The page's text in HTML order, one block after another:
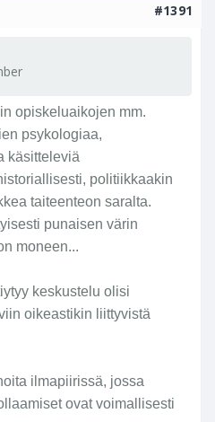
#1391
opiskeluaikojen mm.
psykologiaa,
käsitteleviä
politiikkaakin
taiteenteon saralta.
punaisen värin
moneen...
keskustelu olisi
oikeastikin liittyvistä
ilmapiirissä, jossa
ovat voimallisesti